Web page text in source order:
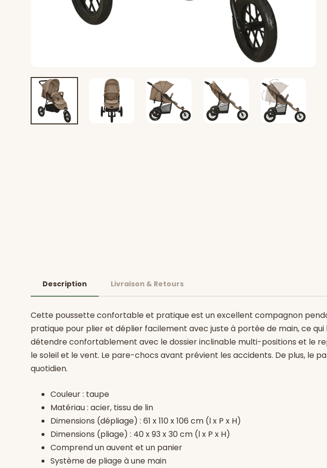
Description Livraison & Retours
Cette poussette confortable et pratique est un excellent compagnon
pratique pour plier et déplier facilement avec juste à portée de main, ce
détendre confortablement avec le dossier inclinable multi-positions et le
le soleil et le vent. Le pare-chocs avant prévient les accidents. De plus, le
quotidien.
Couleur : taupe
Matériau : acier, tissu de lin
Dimensions (dépliage) : 61 x 110 x 106 cm (l x P x H)
Dimensions (pliage) : 40 x 93 x 30 cm (l x P x H)
Comprend un auvent et un panier
Système de pliage à une main